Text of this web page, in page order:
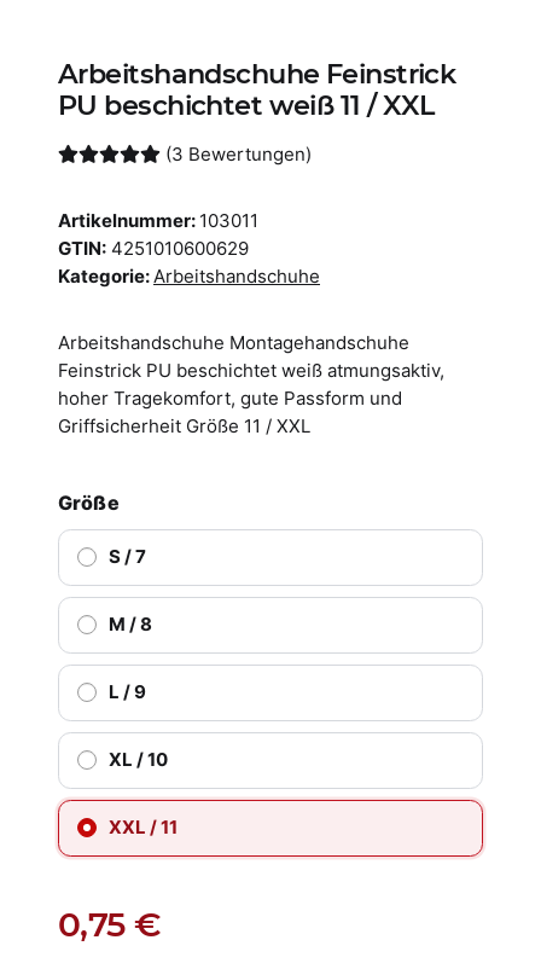
Arbeitshandschuhe Feinstrick
PU beschichtet weiß 11 / XXL
(3 Bewertungen)
Artikelnummer: 103011
GTIN: 4251010600629
Kategorie: Arbeitshandschuhe
Arbeitshandschuhe Montagehandschuhe
Feinstrick PU beschichtet weiß atmungsaktiv,
hoher Tragekomfort, gute Passform und
Griffsicherheit Größe 11 / XXL
Größe
S / 7
M / 8
L / 9
XL / 10
XXL / 11
0,75 €